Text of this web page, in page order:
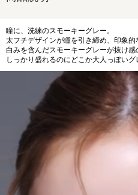
瞳に、洗練のスモーキーグレー。
太フチデザインが瞳を引き締め、印象的
白みを含んだスモーキーグレーが抜け感
しっかり盛れるのにどこか大人っぽいグ